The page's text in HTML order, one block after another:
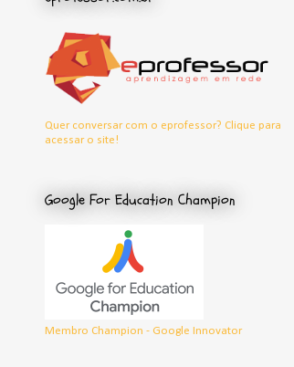
Quer conversar com o eprofessor? Clique para
acessar o site!
Google For Education Champion
Membro Champion - Google Innovator